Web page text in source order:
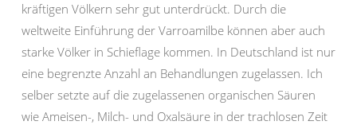
kräftigen Völkern sehr gut unterdrückt. Durch die
weltweite Einführung der Varroamilbe können aber auch
starke Völker in Schieflage kommen. In Deutschland ist nur
eine begrenzte Anzahl an Behandlungen zugelassen. Ich
selber setzte auf die zugelassenen organischen Säuren
wie Ameisen-, Milch- und Oxalsäure in der trachlosen Zeit